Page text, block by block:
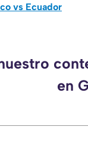
vs Ecuador
en